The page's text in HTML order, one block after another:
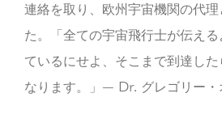
連絡を取り、欧州宇宙機関の代
た。「全ての宇宙飛行士が伝える
ているにせよ、そこまで到達した
なります。」— Dr. グレゴリー・